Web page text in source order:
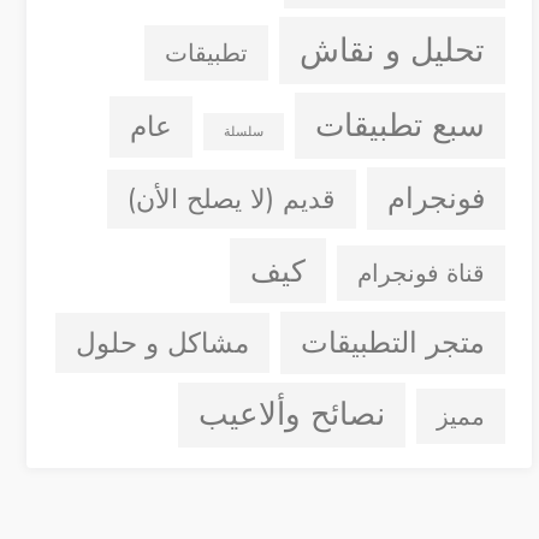
تحليل و نقاش تطبيقات
سبع تطبيقات سلسلة عام
فونجرام قديم (لا يصلح الأن)
قناة فونجرام كيف
متجر التطبيقات مشاكل و حلول
مميز نصائح وألاعيب